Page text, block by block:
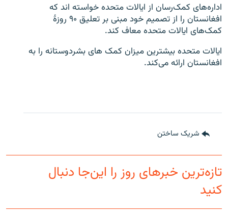
اداره‌های کمک‌رسان از ایالات متحده خواسته اند که
افغانستان را از تصمیم خود مبنی بر تعلیق ۹۰ روزۀ
کمک‌های ایالات متحده معاف کند.
ایالات متحده بیشترین میزان کمک های بشردوستانه را به
افغانستان ارائه می‌کند.
شریک ساختن
تازه‌ترین خبرهای روز را این‌جا دنبال
کنید